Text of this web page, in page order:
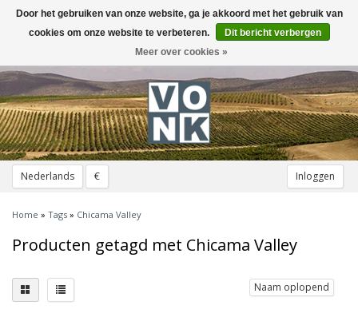
Nederlands € Inloggen
Toggle
navigation
Home » Tags » Chicama Valley
Producten getagd met Chicama Valley
Naam oplopend
Door het gebruiken van onze website, ga je akkoord met het gebruik van
cookies om onze website te verbeteren.
Dit bericht verbergen
Meer over cookies »